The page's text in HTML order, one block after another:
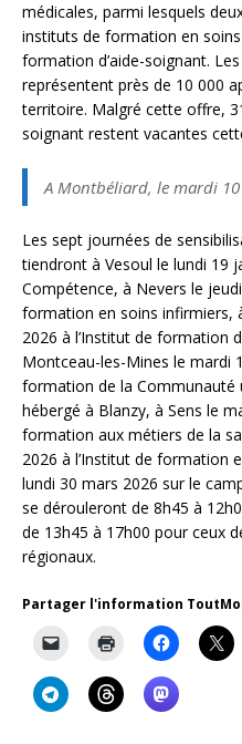
médicales, parmi lesquels
instituts de formation en
formation d’aide-soignant.
représentent près de 10 000
territoire. Malgré cette offre,
soignant restent vacantes
A Montbéliard, le mardi
Les sept journées de
tiendront à Vesoul le lundi 19
Compétence, à Nevers le
formation en soins infirmiers,
2026 à l’Institut de formation
Montceau-les-Mines le mardi
formation de la Communauté
hébergé à Blanzy, à Sens le
formation aux métiers de la
2026 à l’Institut de formation
lundi 30 mars 2026 sur le
se dérouleront de 8h45 à
de 13h45 à 17h00 pour ceux
régionaux.
Partager l'information